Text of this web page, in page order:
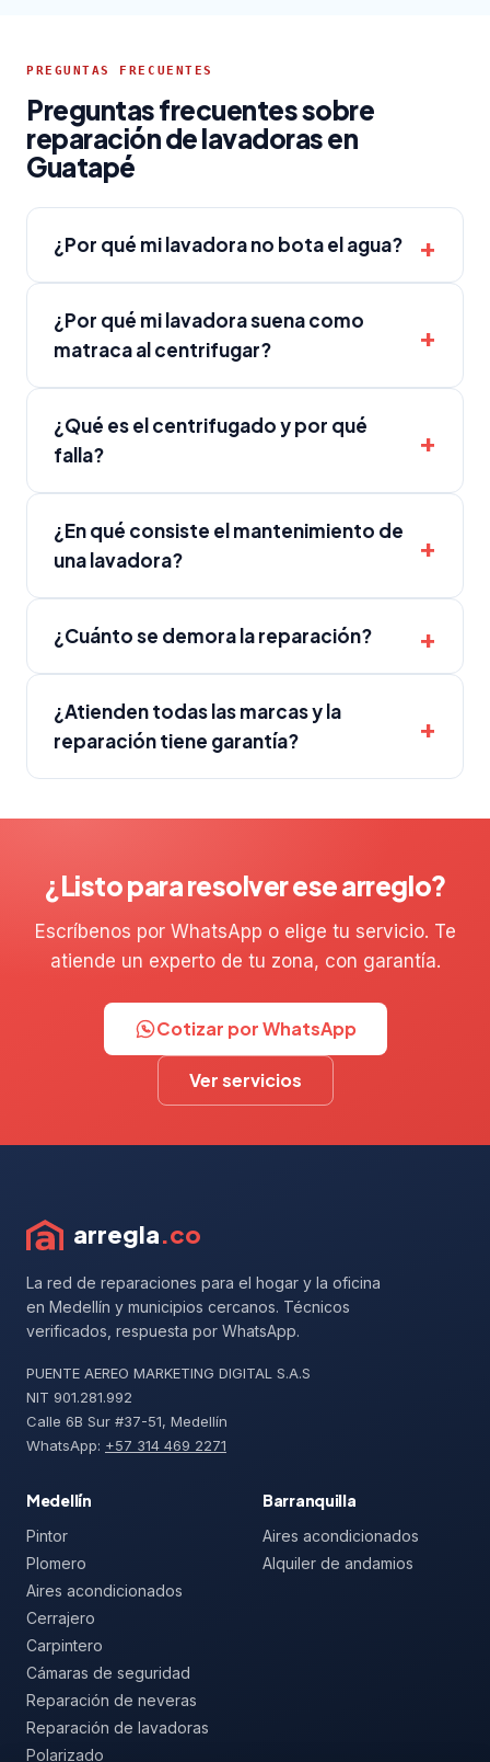
PREGUNTAS FRECUENTES
Preguntas frecuentes sobre
reparación de lavadoras en
Guatapé
¿Por qué mi lavadora no bota el agua?
¿Por qué mi lavadora suena como
matraca al centrifugar?
¿Qué es el centrifugado y por qué
falla?
¿En qué consiste el mantenimiento de
una lavadora?
¿Cuánto se demora la reparación?
¿Atienden todas las marcas y la
reparación tiene garantía?
¿Listo para resolver ese arreglo?
Escríbenos por WhatsApp o elige tu servicio. Te
atiende un experto de tu zona, con garantía.
Cotizar por WhatsApp
Ver servicios
arregla.co
La red de reparaciones para el hogar y la oficina
en Medellín y municipios cercanos. Técnicos
verificados, respuesta por WhatsApp.
PUENTE AEREO MARKETING DIGITAL S.A.S
NIT 901.281.992
Calle 6B Sur #37-51, Medellín
WhatsApp: +57 314 469 2271
Medellín
Pintor
Plomero
Aires acondicionados
Cerrajero
Carpintero
Cámaras de seguridad
Reparación de neveras
Reparación de lavadoras
Polarizado
Barranquilla
Aires acondicionados
Alquiler de andamios